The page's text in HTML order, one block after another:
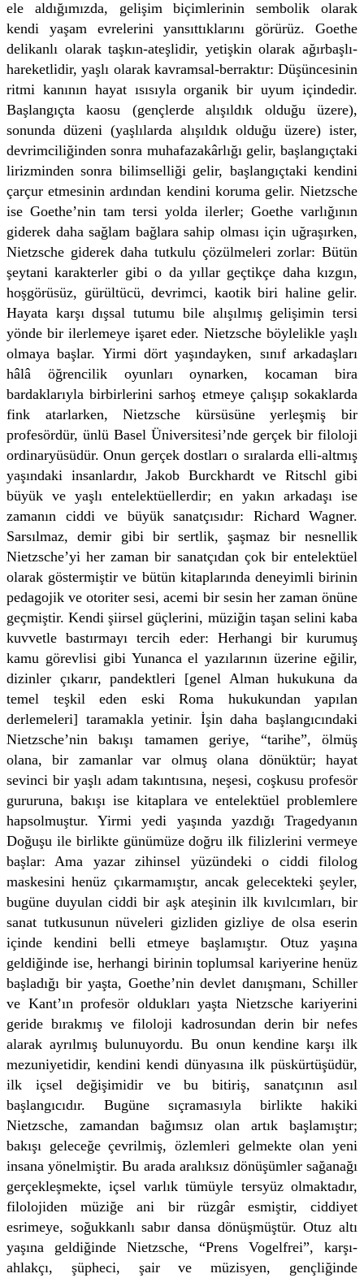
ele aldığımızda, gelişim biçimlerinin sembolik olarak
kendi yaşam evrelerini yansıttıklarını görürüz. Goethe
delikanlı olarak taşkın-ateşlidir, yetişkin olarak ağırbaşlı-
hareketlidir, yaşlı olarak kavramsal-berraktır: Düşüncesinin
ritmi kanının hayat ısısıyla organik bir uyum içindedir.
Başlangıçta kaosu (gençlerde alışıldık olduğu üzere),
sonunda düzeni (yaşlılarda alışıldık olduğu üzere) ister,
devrimciliğinden sonra muhafazakârlığı gelir, başlangıçtaki
lirizminden sonra bilimselliği gelir, başlangıçtaki kendini
çarçur etmesinin ardından kendini koruma gelir. Nietzsche
ise Goethe’nin tam tersi yolda ilerler; Goethe varlığının
giderek daha sağlam bağlara sahip olması için uğraşırken,
Nietzsche giderek daha tutkulu çözülmeleri zorlar: Bütün
şeytani karakterler gibi o da yıllar geçtikçe daha kızgın,
hoşgörüsüz, gürültücü, devrimci, kaotik biri haline gelir.
Hayata karşı dışsal tutumu bile alışılmış gelişimin tersi
yönde bir ilerlemeye işaret eder. Nietzsche böylelikle yaşlı
olmaya başlar. Yirmi dört yaşındayken, sınıf arkadaşları
hâlâ öğrencilik oyunları oynarken, kocaman bira
bardaklarıyla birbirlerini sarhoş etmeye çalışıp sokaklarda
fink atarlarken, Nietzsche kürsüsüne yerleşmiş bir
profesördür, ünlü Basel Üniversitesi’nde gerçek bir filoloji
ordinaryüsüdür. Onun gerçek dostları o sıralarda elli-altmış
yaşındaki insanlardır, Jakob Burckhardt ve Ritschl gibi
büyük ve yaşlı entelektüellerdir; en yakın arkadaşı ise
zamanın ciddi ve büyük sanatçısıdır: Richard Wagner.
Sarsılmaz, demir gibi bir sertlik, şaşmaz bir nesnellik
Nietzsche’yi her zaman bir sanatçıdan çok bir entelektüel
olarak göstermiştir ve bütün kitaplarında deneyimli birinin
pedagojik ve otoriter sesi, acemi bir sesin her zaman önüne
geçmiştir. Kendi şiirsel güçlerini, müziğin taşan selini kaba
kuvvetle bastırmayı tercih eder: Herhangi bir kurumuş
kamu görevlisi gibi Yunanca el yazılarının üzerine eğilir,
dizinler çıkarır, pandektleri [genel Alman hukukuna da
temel teşkil eden eski Roma hukukundan yapılan
derlemeleri] taramakla yetinir. İşin daha başlangıcındaki
Nietzsche’nin bakışı tamamen geriye, “tarihe”, ölmüş
olana, bir zamanlar var olmuş olana dönüktür; hayat
sevinci bir yaşlı adam takıntısına, neşesi, coşkusu profesör
gururuna, bakışı ise kitaplara ve entelektüel problemlere
hapsolmuştur. Yirmi yedi yaşında yazdığı Tragedyanın
Doğuşu ile birlikte günümüze doğru ilk filizlerini vermeye
başlar: Ama yazar zihinsel yüzündeki o ciddi filolog
maskesini henüz çıkarmamıştır, ancak gelecekteki şeyler,
bugüne duyulan ciddi bir aşk ateşinin ilk kıvılcımları, bir
sanat tutkusunun nüveleri gizliden gizliye de olsa eserin
içinde kendini belli etmeye başlamıştır. Otuz yaşına
geldiğinde ise, herhangi birinin toplumsal kariyerine henüz
başladığı bir yaşta, Goethe’nin devlet danışmanı, Schiller
ve Kant’ın profesör oldukları yaşta Nietzsche kariyerini
geride bırakmış ve filoloji kadrosundan derin bir nefes
alarak ayrılmış bulunuyordu. Bu onun kendine karşı ilk
mezuniyetidir, kendini kendi dünyasına ilk püskürtüşüdür,
ilk içsel değişimidir ve bu bitiriş, sanatçının asıl
başlangıcıdır. Bugüne sıçramasıyla birlikte hakiki
Nietzsche, zamandan bağımsız olan artık başlamıştır;
bakışı geleceğe çevrilmiş, özlemleri gelmekte olan yeni
insana yönelmiştir. Bu arada aralıksız dönüşümler sağanağı
gerçekleşmekte, içsel varlık tümüyle tersyüz olmaktadır,
filolojiden müziğe ani bir rüzgâr esmiştir, ciddiyet
esrimeye, soğukkanlı sabır dansa dönüşmüştür. Otuz altı
yaşına geldiğinde Nietzsche, “Prens Vogelfrei”, karşı-
ahlakçı, şüpheci, şair ve müzisyen, gençliğinde